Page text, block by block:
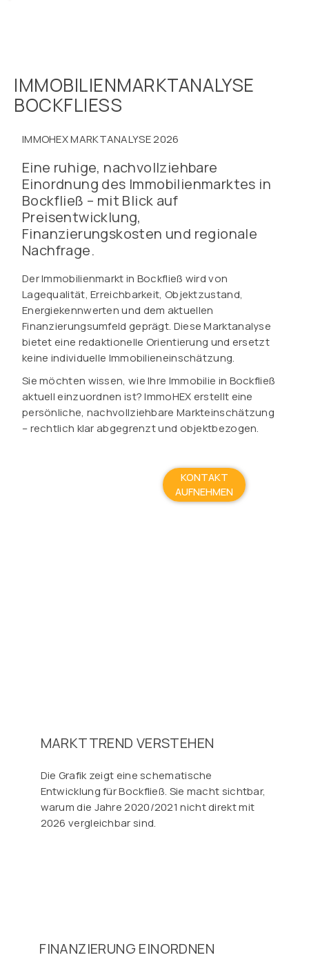
IMMOBILIENMARKTANALYSE
BOCKFLIESS
IMMOHEX MARKTANALYSE 2026
Eine ruhige, nachvollziehbare
Einordnung des Immobilienmarktes in
Bockfließ – mit Blick auf
Preisentwicklung,
Finanzierungskosten und regionale
Nachfrage.
Der Immobilienmarkt in Bockfließ wird von
Lagequalität, Erreichbarkeit, Objektzustand,
Energiekennwerten und dem aktuellen
Finanzierungsumfeld geprägt. Diese Marktanalyse
bietet eine redaktionelle Orientierung und ersetzt
keine individuelle Immobilieneinschätzung.
Sie möchten wissen, wie Ihre Immobilie in Bockfließ
aktuell einzuordnen ist? ImmoHEX erstellt eine
persönliche, nachvollziehbare Markteinschätzung
– rechtlich klar abgegrenzt und objektbezogen.
KONTAKT
AUFNEHMEN
MARKTTREND VERSTEHEN
Die Grafik zeigt eine schematische
Entwicklung für Bockfließ. Sie macht sichtbar,
warum die Jahre 2020/2021 nicht direkt mit
2026 vergleichbar sind.
FINANZIERUNG EINORDNEN